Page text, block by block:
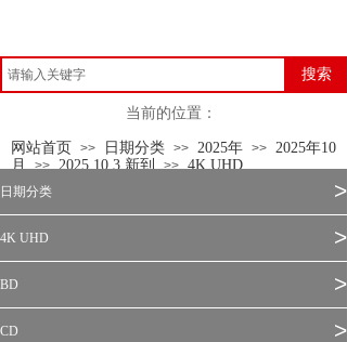
搜索
当前的位置：
网站首页 >> 日期分类 >> 2025年 >> 2025年10
月 >> 2025.10.3 新到 >> 4K UHD
日期分类 >
4K UHD >
BD >
CD >